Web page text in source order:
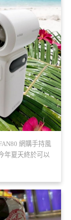
網購手持風
年夏天終於可以